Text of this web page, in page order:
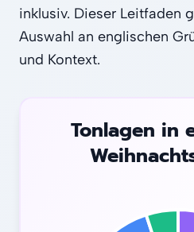
inklusiv. Dieser Leitfaden
Auswahl an englischen
und Kontext.
Tonlagen in